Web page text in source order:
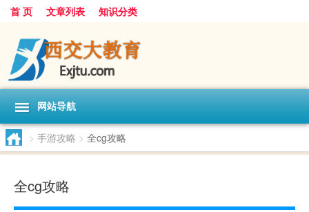
首 页 文章列表 知识分类
网站导航
> 手游攻略 > 全cg攻略
全cg攻略